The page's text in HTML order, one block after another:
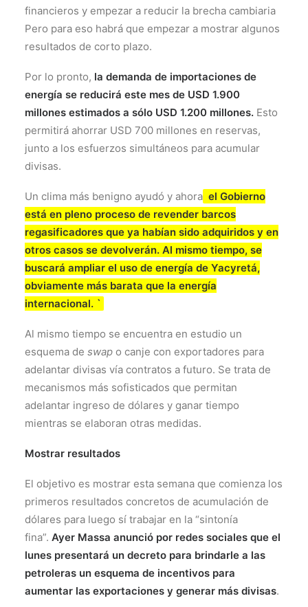
financieros y empezar a reducir la brecha cambiaria
Pero para eso habrá que empezar a mostrar algunos
resultados de corto plazo.
Por lo pronto, la demanda de importaciones de
energía se reducirá este mes de USD 1.900
millones estimados a sólo USD 1.200 millones. Esto
permitirá ahorrar USD 700 millones en reservas,
junto a los esfuerzos simultáneos para acumular
divisas.
Un clima más benigno ayudó y ahora el Gobierno
está en pleno proceso de revender barcos
regasificadores que ya habían sido adquiridos y en
otros casos se devolverán. Al mismo tiempo, se
buscará ampliar el uso de energía de Yacyretá,
obviamente más barata que la energía
internacional. `
Al mismo tiempo se encuentra en estudio un
esquema de swap o canje con exportadores para
adelantar divisas vía contratos a futuro. Se trata de
mecanismos más sofisticados que permitan
adelantar ingreso de dólares y ganar tiempo
mientras se elaboran otras medidas.
Mostrar resultados
El objetivo es mostrar esta semana que comienza los
primeros resultados concretos de acumulación de
dólares para luego sí trabajar en la “sintonía
fina”. Ayer Massa anunció por redes sociales que el
lunes presentará un decreto para brindarle a las
petroleras un esquema de incentivos para
aumentar las exportaciones y generar más divisas.